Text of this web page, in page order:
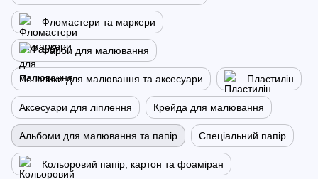
Фломастери та маркери
Фарби для малювання
Пензлики для малювання та аксесуари Пластилін
Аксесуари для ліплення Крейда для малювання
Альбоми для малювання та папір Спеціальний папір
Кольоровий папір, картон та фоаміран